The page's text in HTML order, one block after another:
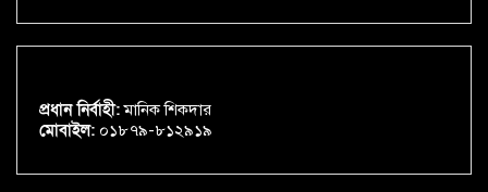
প্রধান নির্বাহী:মানিক শিকদার
মোবাইল: ০১৮৭৯-৮১২৯১৯